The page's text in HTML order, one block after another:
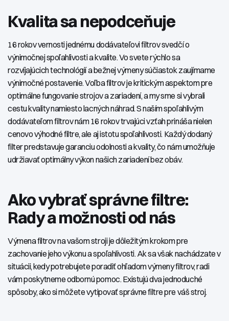
Kvalita sa nepodceňuje
16 rokov vernosti jednému dodávateľovi filtrov svedčí o
výnimočnej spoľahlivosti a kvalite. Vo svete rýchlo sa
rozvíjajúcich technológií a bežnej výmeny súčiastok zaujímame
výnimočné postavenie. Voľba filtrov je kritickým aspektom pre
optimálne fungovanie strojov a zariadení, a my sme si vybrali
cestu kvality namiesto lacných náhrad. S naším spoľahlivým
dodávateľom filtrov nám 16 rokov trvajúci vzťah prináša nielen
cenovo výhodné filtre, ale aj istotu spoľahlivosti. Každý dodaný
filter predstavuje garanciu odolnosti a kvality, čo nám umožňuje
udržiavať optimálny výkon našich zariadení bez obáv.
Ako vybrať správne filtre:
Rady a možnosti od nás
Výmena filtrov na vašom stroji je dôležitým krokom pre
zachovanie jeho výkonu a spoľahlivosti. Ak sa však nachádzate v
situácii, kedy potrebujete poradiť ohľadom výmeny filtrov, radi
vám poskytneme odbornú pomoc. Existujú dva jednoduché
spôsoby, ako si môžete vytipovať správne filtre pre váš stroj.